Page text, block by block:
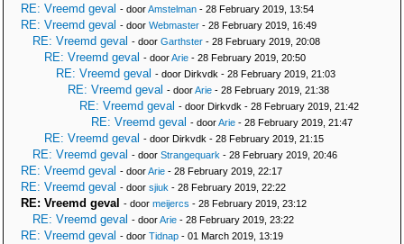
RE: Vreemd geval - doorAmstelman - 28 February 2019, 13:54
RE: Vreemd geval - door Webmaster - 28 February 2019, 16:49
RE: Vreemd geval - door Garthster - 28 February 2019, 20:08
RE: Vreemd geval - doorArie - 28 February 2019, 20:50
RE: Vreemd geval - door Dirkvdk - 28 February 2019, 21:03
RE: Vreemd geval - doorArie - 28 February 2019, 21:38
RE: Vreemd geval - door Dirkvdk - 28 February 2019, 21:42
RE: Vreemd geval - doorArie - 28 February 2019, 21:47
RE: Vreemd geval - door Dirkvdk - 28 February 2019, 21:15
RE: Vreemd geval - door Strangequark - 28 February 2019, 20:46
RE: Vreemd geval - doorArie - 28 February 2019, 22:17
RE: Vreemd geval - door sjiuk - 28 February 2019, 22:22
RE: Vreemd geval - door meijercs - 28 February 2019, 23:12
RE: Vreemd geval - doorArie - 28 February 2019, 23:22
RE: Vreemd geval - door Tidnap - 01 March 2019, 13:19